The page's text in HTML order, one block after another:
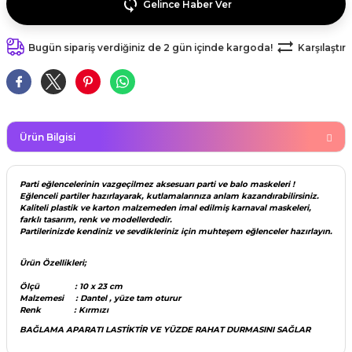
Veda Parti Malzemeleri
Süsleri (Halloween)
Günü
Süsleri
malzemeleri
VE NİKAH Şekeri SARF
dişim
Maskeleri
modelleri (süslü
Taş Baskı Ürünleri
Ürünleri
Gelince Haber Ver
Bugün sipariş verdiğiniz de 2 gün içinde kargoda! Karşılaştır
Ürün Bilgisi
Parti eğlencelerinin vazgeçilmez aksesuarı parti ve balo maskeleri !
Eğlenceli partiler hazırlayarak, kutlamalarınıza anlam kazandırabilirsiniz.
Kaliteli plastik ve karton malzemeden imal edilmiş karnaval maskeleri,
farklı tasarım, renk ve modellerdedir.
Partilerinizde kendiniz ve sevdikleriniz için muhteşem eğlenceler hazırlayın.
Ürün Özellikleri;
Ölçü : 10 x 23 cm
Malzemesi : Dantel , yüze tam oturur
Renk : Kırmızı
BAĞLAMA APARATI LASTİKTİR VE YÜZDE RAHAT DURMASINI SAĞLAR